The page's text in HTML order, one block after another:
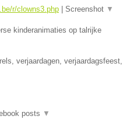
r/clowns3.php Screenshot ▼
kinderanimaties op talrijke
verjaardagen, verjaardagsfeest,
posts ▼